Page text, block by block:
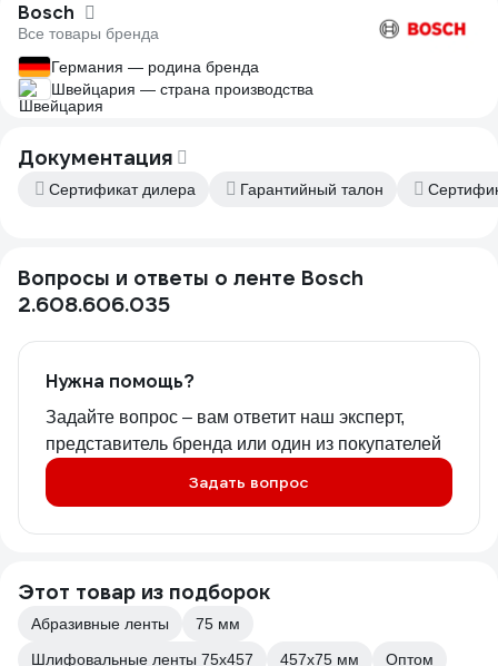
Bosch
Все товары бренда
Германия — родина бренда
Швейцария — страна производства
Документация
Сертификат дилера Гарантийный талон
Вопросы и ответы о ленте Bosch
2.608.606.035
Нужна помощь?
Задайте вопрос – вам ответит наш эксперт,
представитель бренда или один из покупателей
Задать вопрос
Этот товар из подборок
Абразивные ленты
75 мм
Шлифовальные ленты 75х457
457x75 мм Оптом